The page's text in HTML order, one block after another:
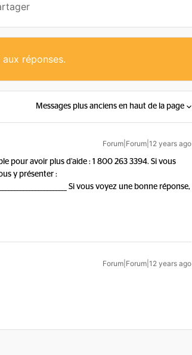
réponses.
Messages plus anciens en haut de la page
Forum|Forum|12 years ago
pour avoir plus d’aide : 1 800 263 3394. Si vous
y présenter :
Si vous voyez une bonne réponse,
Forum|Forum|12 years ago